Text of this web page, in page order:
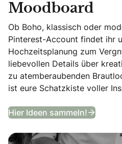
Moodboard
Ob Boho, klassisch oder
Pinterest-Account findet ihr
Hochzeitsplanung zum
liebevollen Details über
zu atemberaubenden
ist eure Schatzkiste voller
Hier Ideen sammeln!